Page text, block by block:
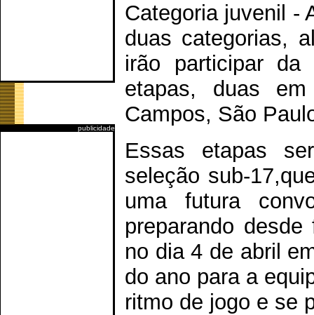
publicidade
Categoria juvenil -
duas categorias,
irão participar
etapas, duas
Campos, São
Essas etapas
seleção sub-
uma futura
preparando
no dia 4 de abril
do ano para a
ritmo de jogo e se